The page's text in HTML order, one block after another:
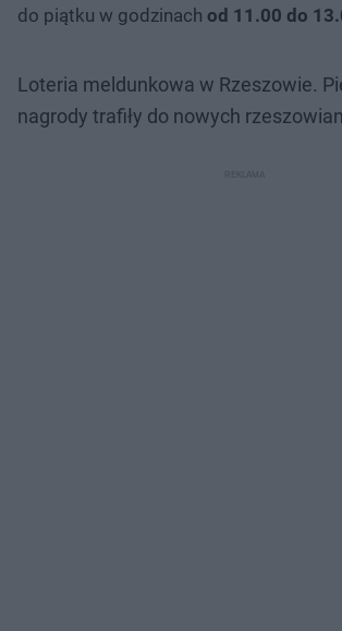
do piątku w godzinach od 11.00 do
Loteria meldunkowa w Rzeszowie.
nagrody trafiły do nowych rzeszowian